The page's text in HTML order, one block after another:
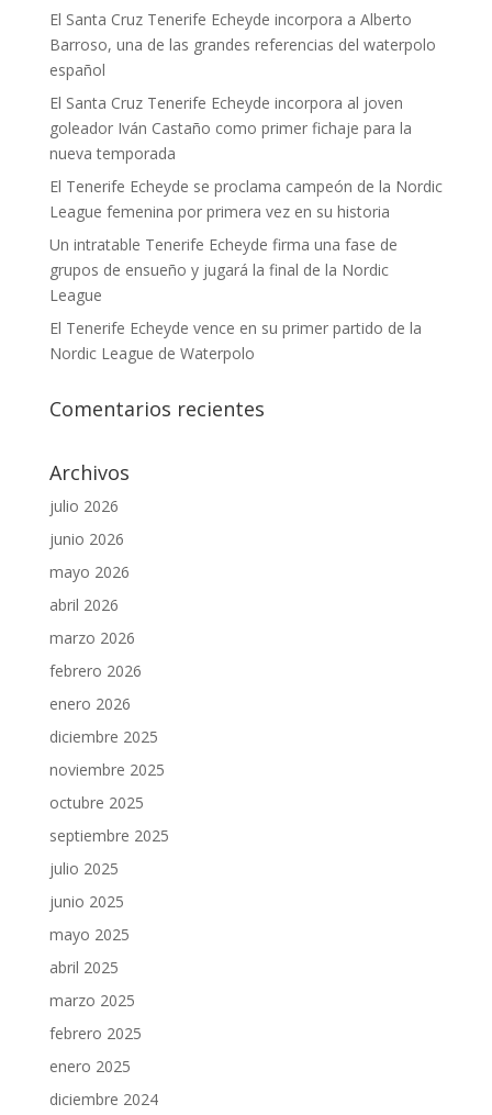
El Santa Cruz Tenerife Echeyde incorpora a Alberto
Barroso, una de las grandes referencias del waterpolo
español
El Santa Cruz Tenerife Echeyde incorpora al joven
goleador Iván Castaño como primer fichaje para la
nueva temporada
El Tenerife Echeyde se proclama campeón de la Nordic
League femenina por primera vez en su historia
Un intratable Tenerife Echeyde firma una fase de
grupos de ensueño y jugará la final de la Nordic
League
El Tenerife Echeyde vence en su primer partido de la
Nordic League de Waterpolo
Comentarios recientes
Archivos
julio 2026
junio 2026
mayo 2026
abril 2026
marzo 2026
febrero 2026
enero 2026
diciembre 2025
noviembre 2025
octubre 2025
septiembre 2025
julio 2025
junio 2025
mayo 2025
abril 2025
marzo 2025
febrero 2025
enero 2025
diciembre 2024